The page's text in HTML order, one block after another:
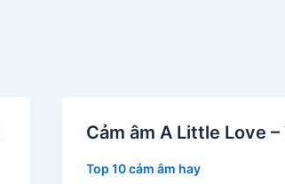
Cảm âm A Little Love –
Top 10 cảm âm hay